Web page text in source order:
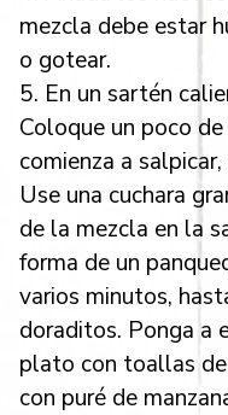
mezcla debe estar
o gotear.
5. En un sartén
Coloque un poco
comienza a
Use una cuchara
de la mezcla en la
forma de un
varios minutos,
doraditos. Ponga a
plato con toallas
con puré de